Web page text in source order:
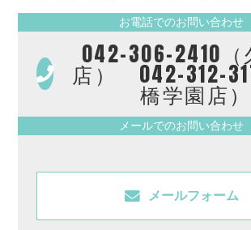
お電話でのお問い合わせ
042-306-2410（
店） 042-312-
橋学園店）
メールでのお問い合わせ
メールフォーム